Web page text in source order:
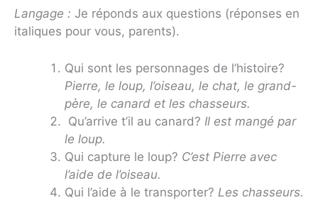
Langage : Je réponds aux questions (réponses en
italiques pour vous, parents).
Qui sont les personnages de l’histoire?
Pierre, le loup, l’oiseau, le chat, le grand-
père, le canard et les chasseurs.
Qu’arrive t’il au canard? Il est mangé par
le loup.
Qui capture le loup? C’est Pierre avec
l’aide de l’oiseau.
Qui l’aide à le transporter? Les chasseurs.